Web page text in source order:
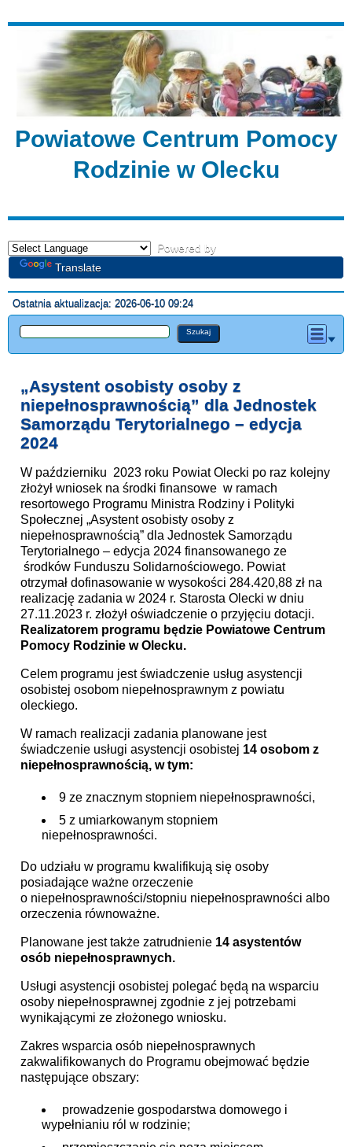
Powiatowe Centrum Pomocy
Rodzinie w Olecku
Powered by
Translate
Ostatnia aktualizacja: 2026-06-10 09:24
„Asystent osobisty osoby z
niepełnosprawnością” dla Jednostek
Samorządu Terytorialnego – edycja
2024
W październiku 2023 roku Powiat Olecki po raz kolejny
złożył wniosek na środki finansowe w ramach
resortowego Programu Ministra Rodziny i Polityki
Społecznej „Asystent osobisty osoby z
niepełnosprawnością” dla Jednostek Samorządu
Terytorialnego – edycja 2024 finansowanego ze
środków Funduszu Solidarnościowego. Powiat
otrzymał dofinasowanie w wysokości 284.420,88 zł na
realizację zadania w 2024 r. Starosta Olecki w dniu
27.11.2023 r. złożył oświadczenie o przyjęciu dotacji.
Realizatorem programu będzie Powiatowe Centrum
Pomocy Rodzinie w Olecku.
Celem programu jest świadczenie usług asystencji
osobistej osobom niepełnosprawnym z powiatu
oleckiego.
W ramach realizacji zadania planowane jest
świadczenie usługi asystencji osobistej 14 osobom z
niepełnosprawnością, w tym:
9 ze znacznym stopniem niepełnosprawności,
5 z umiarkowanym stopniem
niepełnosprawności.
Do udziału w programu kwalifikują się osoby
posiadające ważne orzeczenie
o niepełnosprawności/stopniu niepełnosprawności albo
orzeczenia równoważne.
Planowane jest także zatrudnienie 14 asystentów
osób niepełnosprawnych.
Usługi asystencji osobistej polegać będą na wsparciu
osoby niepełnosprawnej zgodnie z jej potrzebami
wynikającymi ze złożonego wniosku.
Zakres wsparcia osób niepełnosprawnych
zakwalifikowanych do Programu obejmować będzie
następujące obszary:
prowadzenie gospodarstwa domowego i
wypełnianiu ról w rodzinie;